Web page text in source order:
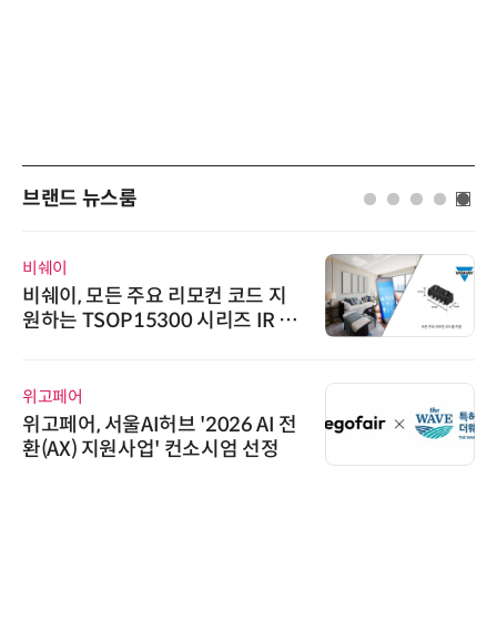
브랜드 뉴스룸
비쉐이
비쉐이, 모든 주요 리모컨 코드 지
원하는 TSOP15300 시리즈 IR 수
위고페어
위고페어, 서울AI허브 '2026 AI 전
환(AX) 지원사업' 컨소시엄 선정